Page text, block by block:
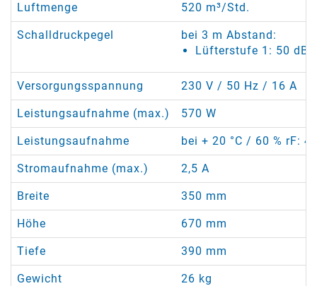
Luftmenge 520 m³/Std.
Schalldruckpegel
bei 3 m Abstand:
Lüfterstufe 1: 50
Versorgungsspannung 230 V / 50 Hz / 16 A
Leistungsaufnahme (max.) 570 W
Leistungsaufnahme bei + 20 °C / 60 % rF:
Stromaufnahme (max.) 2,5 A
Breite 350 mm
Höhe 670 mm
Tiefe 390 mm
Gewicht 26 kg